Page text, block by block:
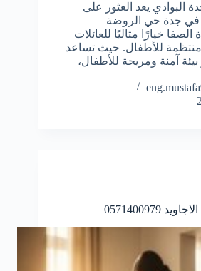
البوادي يعد العثور على
في جدة حي الروضة
خيارًا مثاليًا للعائلات
منتظمة للأطفال. حيث تساعد
آمنة ومريحة للأطفال،